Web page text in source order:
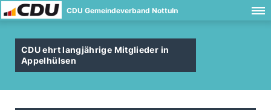
CDU Gemeindeverband Nottuln
CDU ehrt langjährige Mitglieder in
Appelhülsen